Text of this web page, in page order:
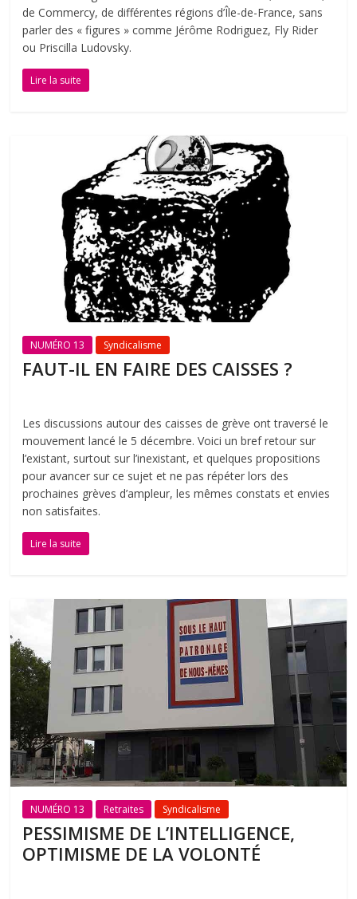
de Commercy, de différentes régions d’Île-de-France, sans
parler des « figures » comme Jérôme Rodriguez, Fly Rider
ou Priscilla Ludovsky.
Lire la suite
NUMÉRO 13 Syndicalisme
FAUT-IL EN FAIRE DES CAISSES ?
Les discussions autour des caisses de grève ont traversé le
mouvement lancé le 5 décembre. Voici un bref retour sur
l’existant, surtout sur l’inexistant, et quelques propositions
pour avancer sur ce sujet et ne pas répéter lors des
prochaines grèves d’ampleur, les mêmes constats et envies
non satisfaites.
Lire la suite
NUMÉRO 13 Retraites Syndicalisme
PESSIMISME DE L’INTELLIGENCE,
OPTIMISME DE LA VOLONTÉ